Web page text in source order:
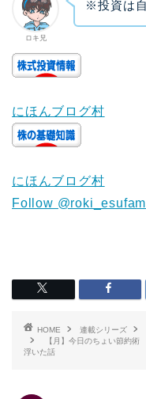
ロキ兄
※投資は
にほんブログ村
にほんブログ村
Follow
HOME 連載シリーズ
【月】今日のちょい節約
浮いた話